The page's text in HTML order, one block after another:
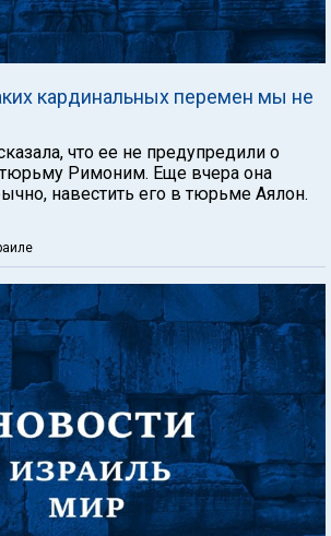
кардинальных перемен мы не
что ее не предупредили о
Римоним. Еще вчера она
навестить его в тюрьме Аялон.